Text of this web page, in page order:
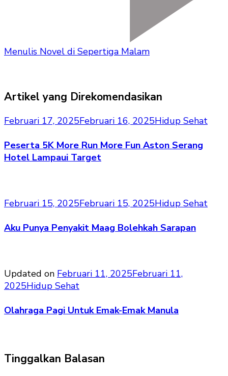
Menulis Novel di Sepertiga Malam
Artikel yang Direkomendasikan
Februari 17, 2025Februari 16, 2025Hidup Sehat
Peserta 5K More Run More Fun Aston Serang
Hotel Lampaui Target
Februari 15, 2025Februari 15, 2025Hidup Sehat
Aku Punya Penyakit Maag Bolehkah Sarapan
Updated on Februari 11, 2025Februari 11,
2025Hidup Sehat
Olahraga Pagi Untuk Emak-Emak Manula
Tinggalkan Balasan